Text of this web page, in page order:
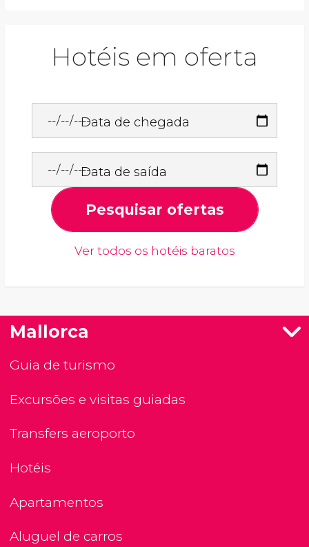
Hotéis em oferta
Data de chegada
Data de saída
Pesquisar ofertas
Ver todos os hotéis baratos
Mallorca
Guia de turismo
Excursões e visitas guiadas
Transfers aeroporto
Hotéis
Apartamentos
Aluguel de carros